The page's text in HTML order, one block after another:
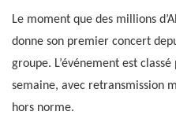
Le moment que des millions
donne son premier concert
groupe. L’événement est
semaine, avec retransmission
hors norme.